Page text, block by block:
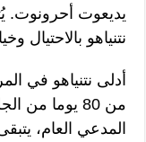
يديعوت أحرونوت.
نتنياهو بالاحتيال
أدلى نتنياهو في
من 80 يوما